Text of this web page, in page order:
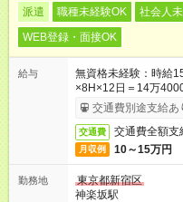
派遣 職種未経験OK 社会人
WEB登録・面接OK
給与
無資格未経験：時給
×8H×12日＝14万
交通費別途支給あ
交通費 交通費全額支
月収例 10～15万円
勤務地
東京都新宿区
神楽坂駅